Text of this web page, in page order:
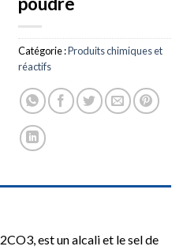
Catégorie :Produits chimiques et
réactifs
est un alcali et le sel de